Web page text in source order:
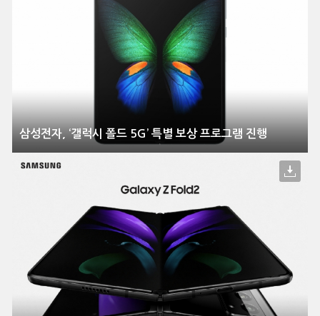
삼성전자, ‘갤럭시 폴드 5G’ 특별 보상 프로그램 진행